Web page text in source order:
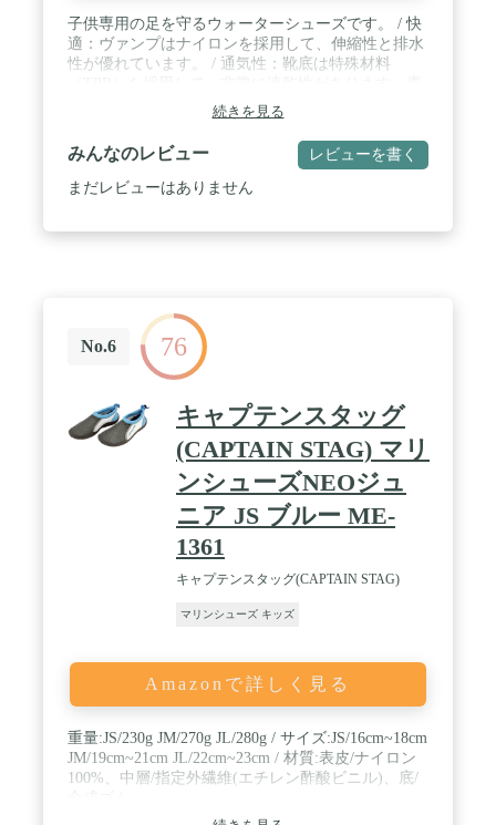
子供専用の足を守るウォーターシューズです。 / 快
適：ヴァンプはナイロンを採用して、伸縮性と排水
性が優れています。 / 通気性：靴底は特殊材料
足でも着用いただけます。 / 安全性：マリンシュー
ズは地面の岩石の破片や殻によって足が刺されるの
を防ぎます。熱い砂浜や岩場などでも足をしっかり
と保護して怪我を防ぎます。 / 用途：水遊び、海水
浴、散歩、アウトドア、川遊び、サンダル、ウォー
続きを見る
みんなのレビュー レビューを書く
まだレビューはありません
No.6 76
キャプテンスタッグ
(CAPTAIN STAG) マリ
ンシューズNEOジュ
ニア JS ブルー ME-
1361
キャプテンスタッグ(CAPTAIN STAG)
マリンシューズ キッズ
Amazonで詳しく見る
重量:JS/230g JM/270g JL/280g / サイズ:JS/16cm~18cm
JM/19cm~21cm JL/22cm~23cm / 材質:表皮/ナイロン
100%、中層/指定外繊維(エチレン酢酸ビニル)、底/